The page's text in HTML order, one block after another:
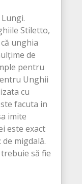
Stiletto,
unghia
de
pentru
Unghii
cu
facuta in
imite
este exact
migdală.
să fie